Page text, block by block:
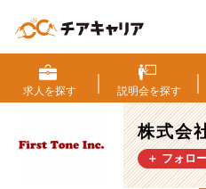
式
会
社
フ
ァ
ー
求人を探す 説明会を探す
株式会
＋ フォロ